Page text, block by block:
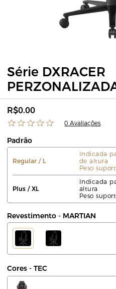
Série DXRACER
R$0.00
0 Avaliações
Padrão
Regular / L
Indicada
de altura
Peso
Plus / XL
Indicada
altura
Peso
Revestimento - MARTIAN
Cores - TEC